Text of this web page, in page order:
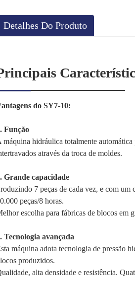
Detalhes Do Produto
do SY7-10:
Função
máquina hidráulica totalmente
através da troca de moldes.
Grande capacidade
7 peças de cada vez, e com um
peças/8 horas.
escolha para fábricas de blocos em
Tecnologia avançada
máquina adota tecnologia de pressão
produzidos.
alta densidade e resistência.